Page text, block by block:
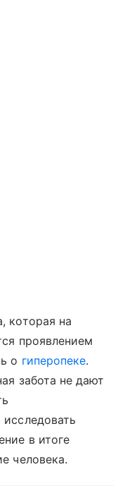
которая на
проявлением
о гиперопеке.
забота не дают
в итоге
человека.